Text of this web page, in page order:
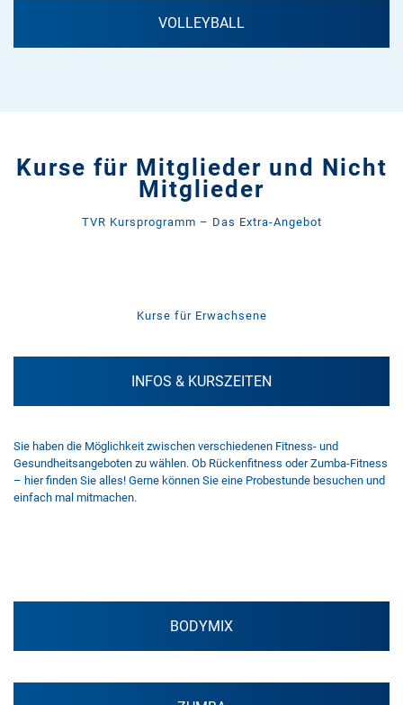
VOLLEYBALL
Kurse für Mitglieder und Nicht
Mitglieder
TVR Kursprogramm – Das Extra-Angebot
Kurse für Erwachsene
INFOS & KURSZEITEN
Sie haben die Möglichkeit zwischen verschiedenen Fitness- und
Gesundheitsangeboten zu wählen. Ob Rückenfitness oder Zumba-Fitness
– hier finden Sie alles! Gerne können Sie eine Probestunde besuchen und
einfach mal mitmachen.
BODYMIX